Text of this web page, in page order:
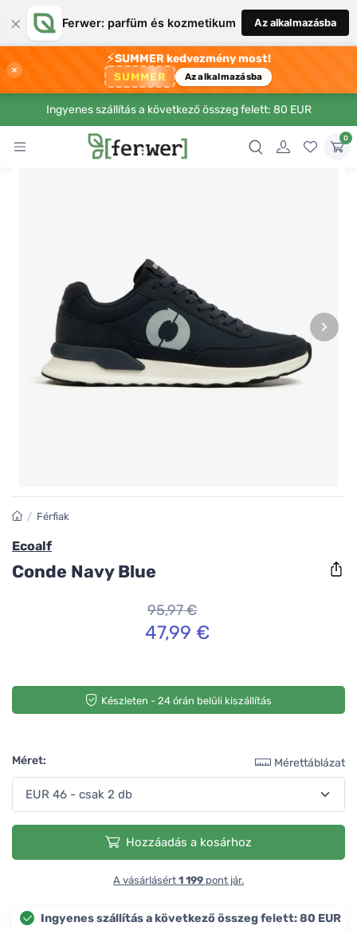
× Ferwer: parfüm és kozmetikum Az alkalmazásba
×
⚡SUMMER kedvezmény most!
SUMMER Az alkalmazásba
Ingyenes szállítás a következő összeg felett: 80 EUR
0
›
/ Férfiak
Ecoalf
Conde Navy Blue
95,97 €
47,99 €
Készleten - 24 órán belüli kiszállítás
Méret: Mérettáblázat
Hozzáadás a kosárhoz
A vásárlásért 1 199 pont jár.
Ingyenes szállítás a következő összeg felett: 80 EUR